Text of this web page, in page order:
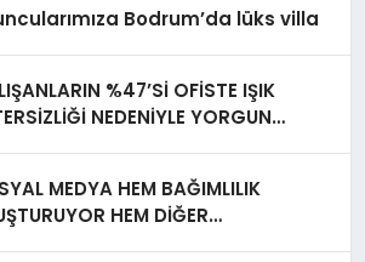
Bodrum’da lüks villa
%47’Sİ OFİSTE IŞIK
NEDENİYLE YORGUN
MEDYA HEM BAĞIMLILIK
HEM DİĞER